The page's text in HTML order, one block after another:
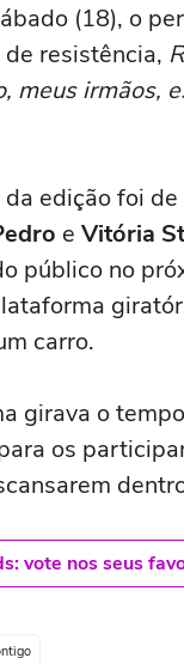
(18), o
resistência,
meus irmãos,
edição foi
e Vitória
público no
carro.
girava o
os
vote nos seus